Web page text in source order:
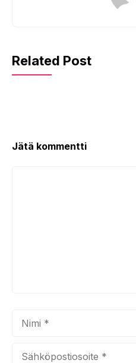
Related Post
Jätä kommentti